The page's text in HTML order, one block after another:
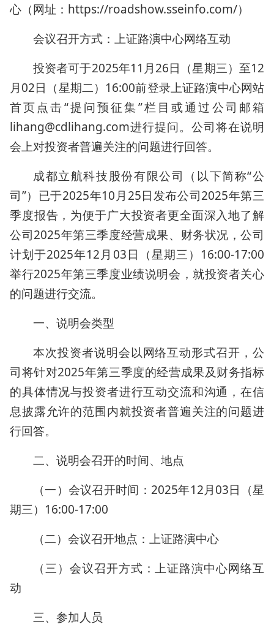
心（网址：https://roadshow.sseinfo.com/）
会议召开方式：上证路演中心网络互动
投资者可于2025年11月26日（星期三）至12
月02日（星期二）16:00前登录上证路演中心网站
首页点击“提问预征集”栏目或通过公司邮箱
lihang@cdlihang.com进行提问。公司将在说明
会上对投资者普遍关注的问题进行回答。
成都立航科技股份有限公司（以下简称“公
司”）已于2025年10月25日发布公司2025年第三
季度报告，为便于广大投资者更全面深入地了解
公司2025年第三季度经营成果、财务状况，公司
计划于2025年12月03日（星期三）16:00-17:00
举行2025年第三季度业绩说明会，就投资者关心
的问题进行交流。
一、说明会类型
本次投资者说明会以网络互动形式召开，公
司将针对2025年第三季度的经营成果及财务指标
的具体情况与投资者进行互动交流和沟通，在信
息披露允许的范围内就投资者普遍关注的问题进
行回答。
二、说明会召开的时间、地点
（一）会议召开时间：2025年12月03日（星
期三）16:00-17:00
（二）会议召开地点：上证路演中心
（三）会议召开方式：上证路演中心网络互
动
三、参加人员